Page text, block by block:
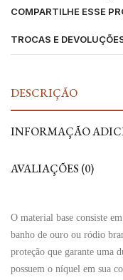
COMPARTILHE ESSE
TROCAS E
DESCRIÇÃO
INFORMAÇÃO
AVALIAÇÕES (0)
O material base consiste
banho de ouro ou ródio
proteção que garante uma
possuem o níquel em sua